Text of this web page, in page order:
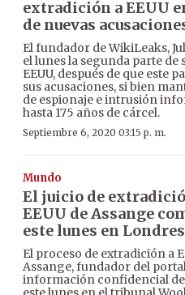
extradición a EEUU
de nuevas
El fundador de WikiLeaks,
el lunes la segunda parte
EEUU, después de que este
sus acusaciones, si bien
de espionaje e intrusión
hasta 175 años de cárcel.
Septiembre 6, 2020 03:15 p. m.
Mundo
El juicio de
EEUU de Assange
este lunes en Londres
El proceso de extradición a
Assange, fundador del
información confidencial de